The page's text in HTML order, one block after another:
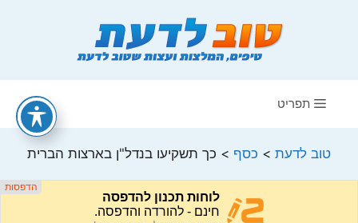
תפריט
טוב לדעת > כסף > כך תשקיעו בנדל"ן בארצות הברית